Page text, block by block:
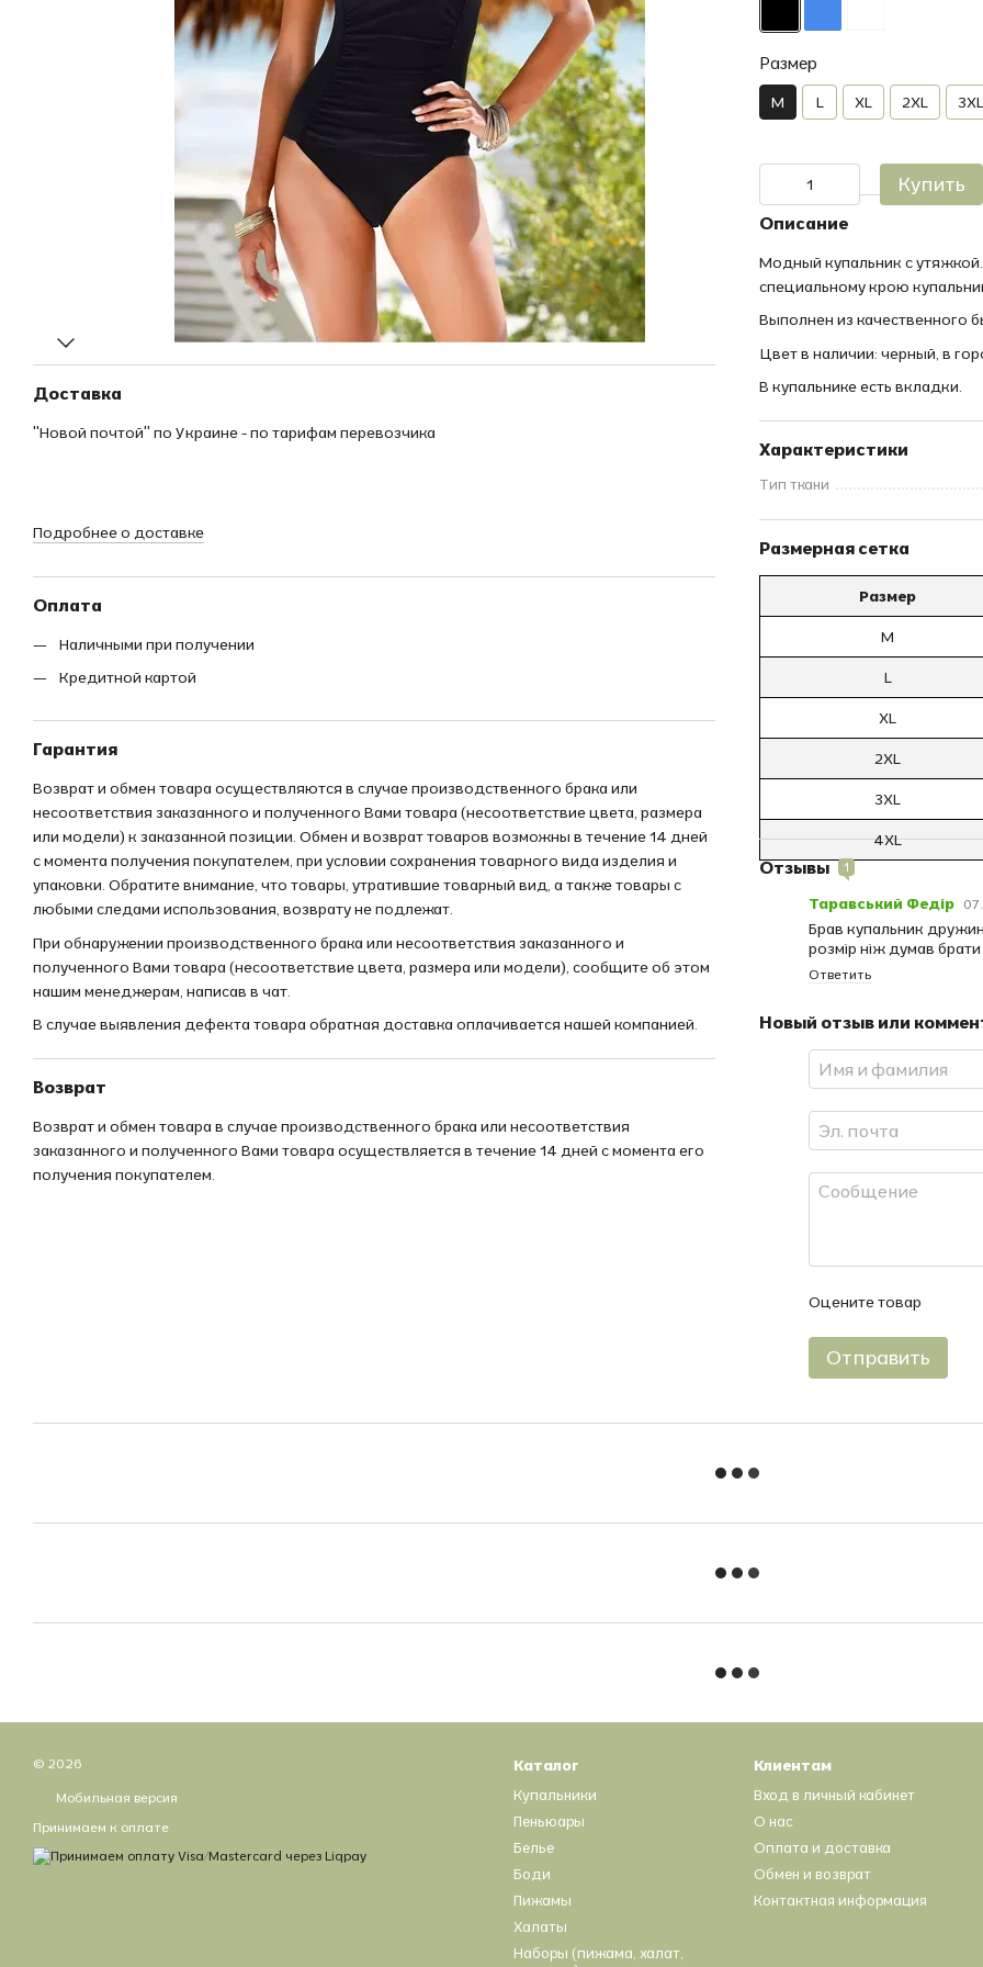
Доставка
"Новой почтой" по Украине - по тарифам перевозчика
Подробнее о доставке
Оплата
Наличными при получении
Кредитной картой
Гарантия
Возврат и обмен товара осуществляются в случае производственного брака или
несоответствия заказанного и полученного Вами товара (несоответствие цвета, размера
или модели) к заказанной позиции. Обмен и возврат товаров возможны в течение 14 дней
с момента получения покупателем, при условии сохранения товарного вида изделия и
упаковки. Обратите внимание, что товары, утратившие товарный вид, а также товары с
любыми следами использования, возврату не подлежат.
При обнаружении производственного брака или несоответствия заказанного и
полученного Вами товара (несоответствие цвета, размера или модели), сообщите об этом
нашим менеджерам, написав в чат.
В случае выявления дефекта товара обратная доставка оплачивается нашей компанией.
Возврат
Возврат и обмен товара в случае производственного брака или несоответствия
заказанного и полученного Вами товара осуществляется в течение 14 дней с момента его
получения покупателем.
Размер
M L XL 2XL 3XL
Купить
Описание
Модный купальник с
специальному крою
Выполнен из качественного
Цвет в наличии: черный, в
В купальнике есть вкладки.
Характеристики
Тип ткани
Размерная сетка
Размер
M
L
XL
2XL
3XL
4XL
Отзывы 1
Таравський Федір
Брав купальник
розмір ніж думав
Ответить
Новый отзыв или
Оцените товар
Отправить
© 2026
Мобильная версия
Принимаем к оплате
Каталог
Купальники
Пеньюары
Белье
Боди
Пижамы
Халаты
Наборы (пижама, халат,
Клиентам
Вход в личный кабинет
О нас
Оплата и доставка
Обмен и возврат
Контактная информация